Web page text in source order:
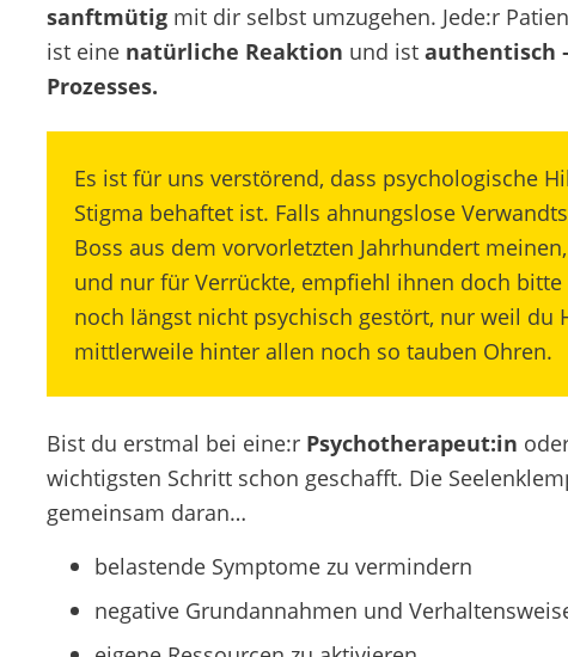
sanftmütig mit dir selbst umzugehen. Jede:r
ist eine natürliche Reaktion und istauthentisch
Prozesses.
Es ist für uns verstörend, dass psychologische
Stigma behaftet ist. Falls ahnungslose
Boss aus dem vorvorletzten Jahrhundert meinen,
und nur für Verrückte, empfiehl ihnen doch
noch längst nicht psychisch gestört, nur weil du
mittlerweile hinter allen noch so tauben Ohren.
Bist du erstmal bei eine:r Psychotherapeut:in
wichtigsten Schritt schon geschafft. Die
gemeinsam daran…
belastende Symptome zu vermindern
negative Grundannahmen und